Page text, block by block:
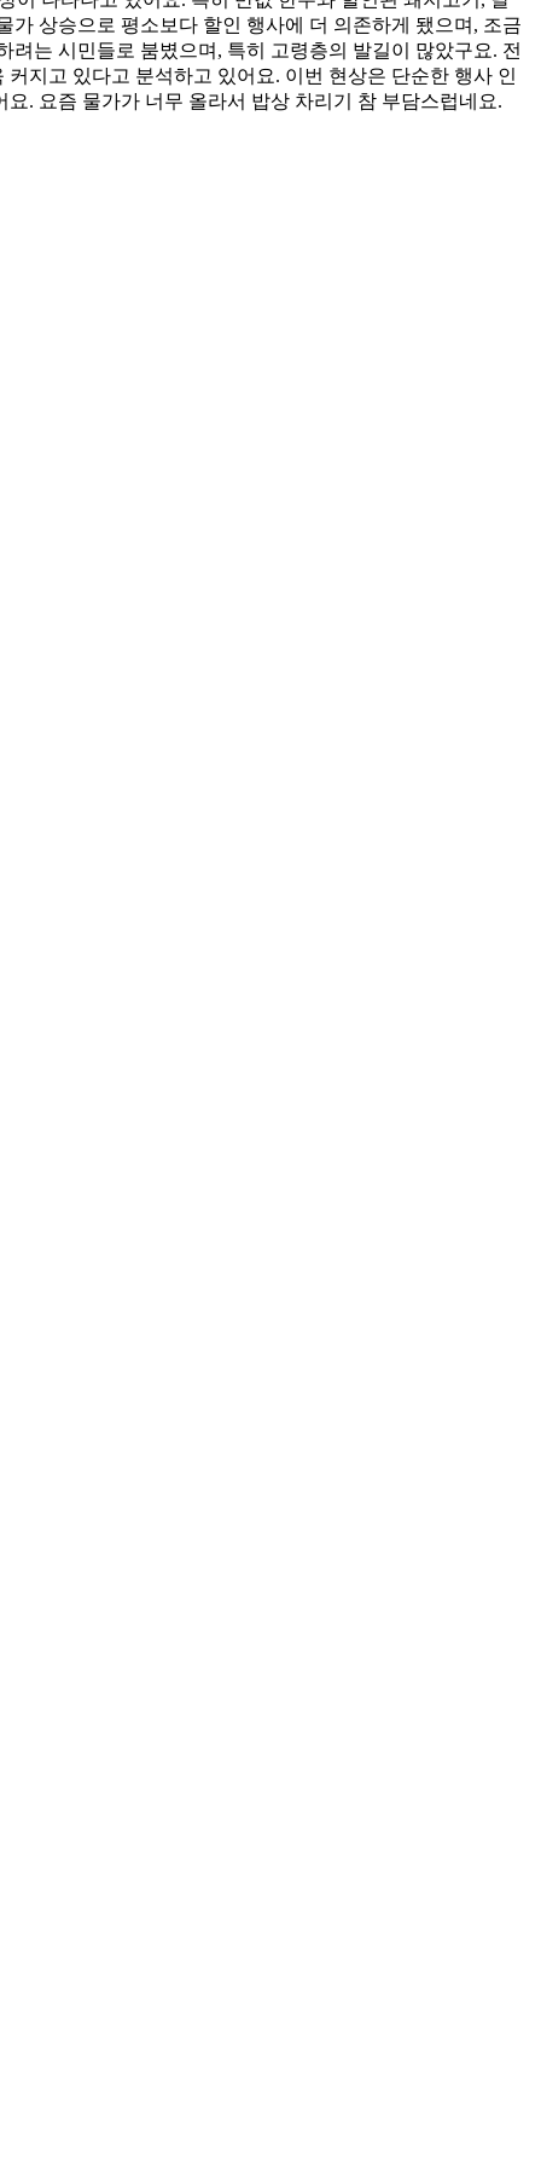
상승으로 평소보다 할인 행사에 더 의존하게 됐으며, 조금
는 시민들로 붐볐으며, 특히 고령층의 발길이 많았구요. 전
지고 있다고 분석하고 있어요. 이번 현상은 단순한 행사 인
. 요즘 물가가 너무 올라서 밥상 차리기 참 부담스럽네요.